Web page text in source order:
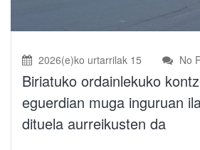
2026(e)ko urtarrilak 15 No
Biriatuko ordainlekuko
eguerdian muga inguruan
dituela aurreikusten da